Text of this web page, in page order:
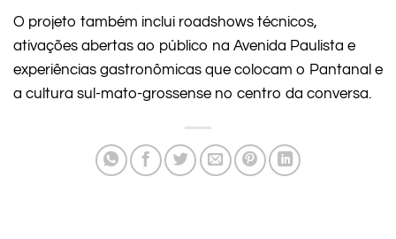
O projeto também inclui roadshows técnicos,
ativações abertas ao público na Avenida Paulista e
experiências gastronômicas que colocam o Pantanal e
a cultura sul-mato-grossense no centro da conversa.